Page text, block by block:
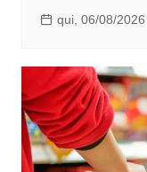
qui, 06/08/2026